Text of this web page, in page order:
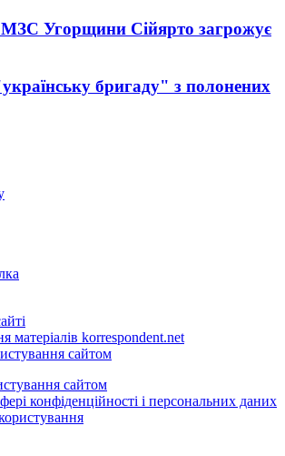
МЗС Угорщини Сійярто загрожує
бригаду" з полонених
матеріалів korrespondent.net
сайтом
сайтом
конфіденційності і персональних даних